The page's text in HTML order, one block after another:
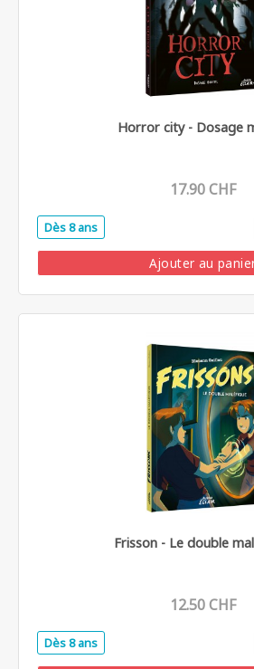
Horror city - Dosage
17.90 CHF
Dès 8 ans
Ajouter au
Frisson - Le double
12.50 CHF
Dès 8 ans